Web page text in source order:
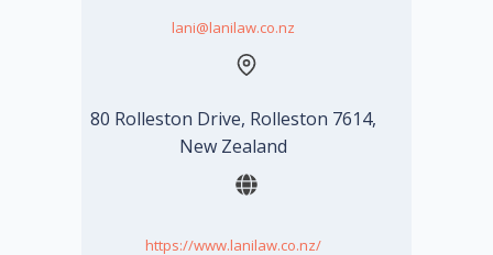
lani@lanilaw.co.nz
80 Rolleston Drive, Rolleston 7614,
New Zealand
https://www.lanilaw.co.nz/